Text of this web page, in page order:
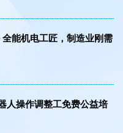
能机电工匠，制造业刚需
人操作调整工免费公益培